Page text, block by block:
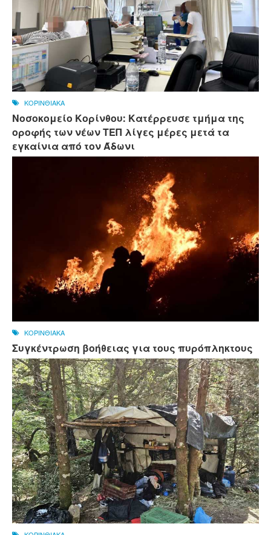
ΚΟΡΙΝΘΙΑΚΑ
Νοσοκομείο Κορίνθου: Κατέρρευσε τμήμα της
οροφής των νέων ΤΕΠ λίγες μέρες μετά τα
εγκαίνια από τον Άδωνι
ΚΟΡΙΝΘΙΑΚΑ
Συγκέντρωση βοήθειας για τους πυρόπληκτους